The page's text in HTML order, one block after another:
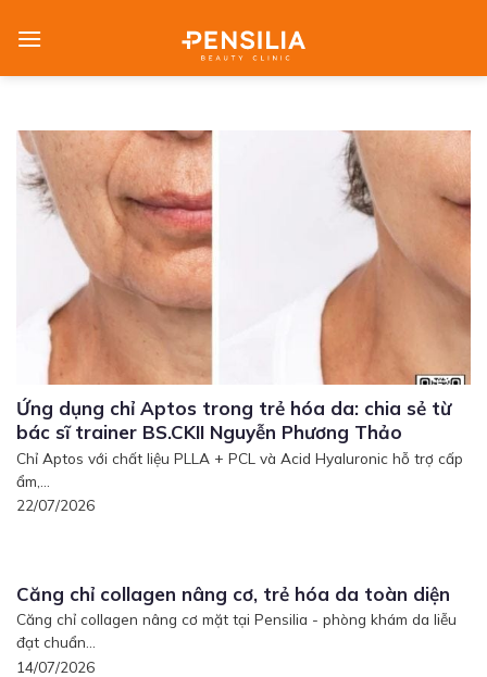
Ứng dụng chỉ Aptos trong trẻ hóa da: chia sẻ từ
bác sĩ trainer BS.CKII Nguyễn Phương Thảo
Chỉ Aptos với chất liệu PLLA + PCL và Acid Hyaluronic hỗ trợ cấp
ẩm,...
22/07/2026
Căng chỉ collagen nâng cơ, trẻ hóa da toàn diện
Căng chỉ collagen nâng cơ mặt tại Pensilia - phòng khám da liễu
đạt chuẩn...
14/07/2026